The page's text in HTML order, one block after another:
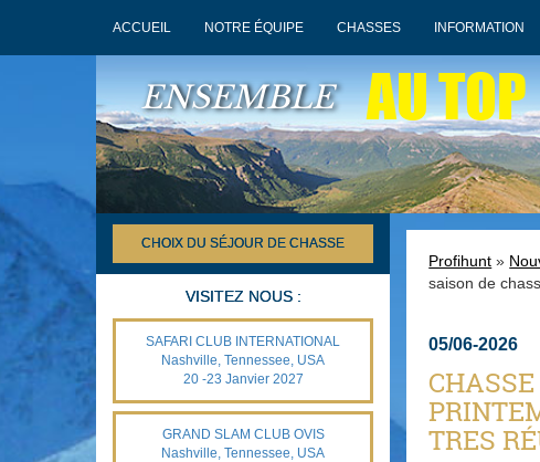
ACCUEIL NOTRE ÉQUIPE CHASSES INFORMATION
ENSEMBLE AU TOP
CHOIX DU SÉJOUR DE CHASSE
VISITEZ NOUS :
SAFARI CLUB INTERNATIONAL
Nashville, Tennessee, USA
20 -23 Janvier 2027
GRAND SLAM CLUB OVIS
Nashville, Tennessee, USA
Profihunt »
saison de
05/06-2026
TRES